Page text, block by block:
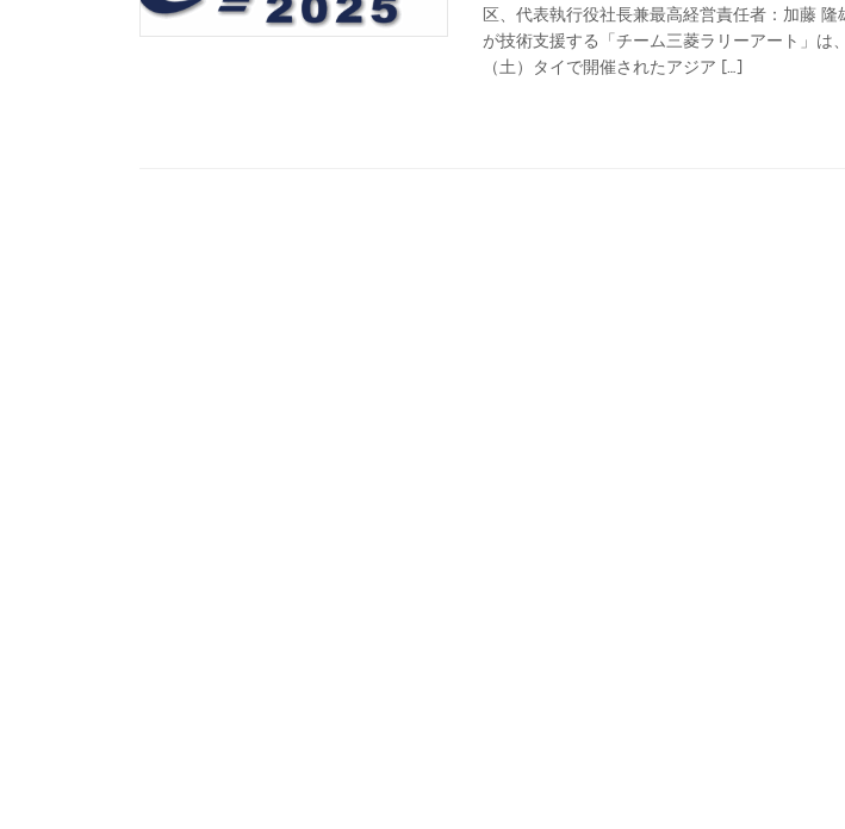
区、代表執行役社長兼最高経営責任者：加藤 隆
が技術支援する「チーム三菱ラリーアート」は
（土）タイで開催されたアジア […]